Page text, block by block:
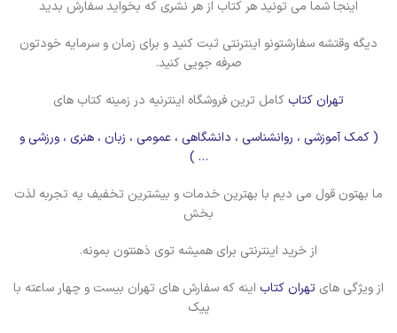
اینجا شما می تونید هر کتاب از هر نشری که بخواید سفارش بدید
دیگه وقتشه سفارشتونو اینترنتی ثبت کنید و برای زمان و سرمایه خودتون
صرفه جویی کنید.
تهران کتاب کامل ترین فروشگاه اینترنیه در زمینه کتاب های
( کمک آموزشی ، روانشناسی ، دانشگاهی ، عمومی ، زبان ، هنری ، ورزشی و
… )
ما بهتون قول می دیم با بهترین خدمات و بیشترین تخفیف یه تجربه لذت
بخش
از خرید اینترنتی برای همیشه توی ذهنتون بمونه.
از ویژگی های تهران کتاب اینه که سفارش های تهران بیست و چهار ساعته با
پیک